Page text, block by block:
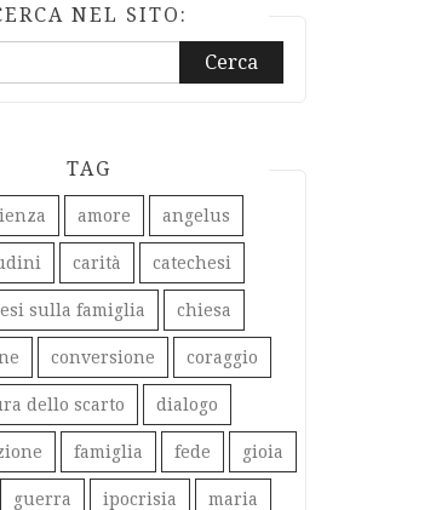
NEL SITO:
TAG
amore angelus
carità catechesi
sulla famiglia chiesa
conversione coraggio
dello scarto dialogo
famiglia fede gioia
guerra ipocrisia maria